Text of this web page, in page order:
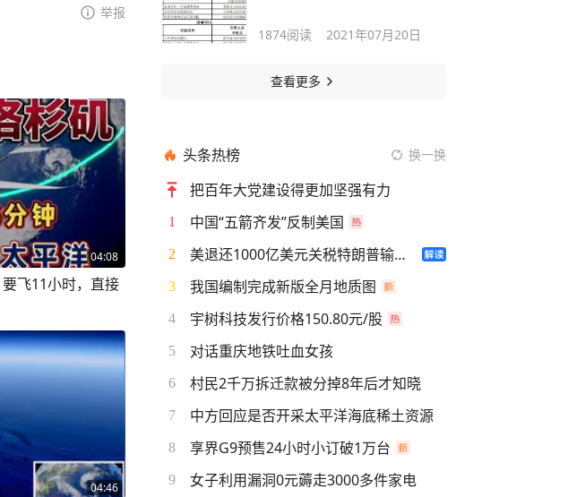
举报
04:08
飞11小时，直接
04:46
1874阅读 2021年07月20日
查看更多
头条热榜 换一换
把百年大党建设得更加坚强有力
1 中国“五箭齐发”反制美国
2 美退还1000亿美元关税特朗普输了吗
3 我国编制完成新版全月地质图
4 宇树科技发行价格150.80元/股
5 对话重庆地铁吐血女孩
6 村民2千万拆迁款被分掉8年后才知晓
7 中方回应是否开采太平洋海底稀土资源
8 享界G9预售24小时小订破1万台
9 女子利用漏洞0元薅走3000多件家电